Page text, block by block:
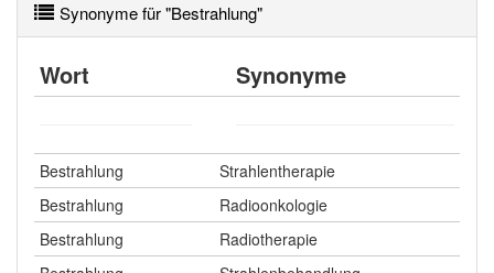
Synonyme für "Bestrahlung"
Wort Synonyme
Bestrahlung
Strahlentherapie
Bestrahlung
Radioonkologie
Bestrahlung
Radiotherapie